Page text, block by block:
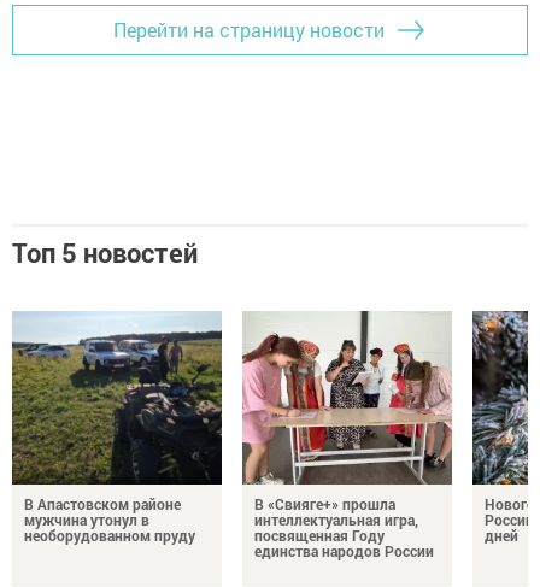
Перейти на страницу новости
Топ 5 новостей
В Апастовском районе
мужчина утонул в
необорудованном пруду
В «Свияге+» прошла
интеллектуальная игра,
посвященная Году
единства народов России
России
дней